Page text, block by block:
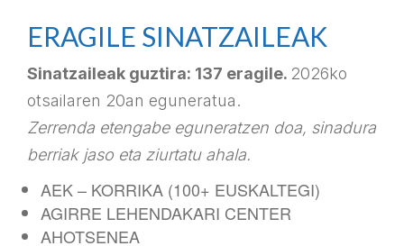
ERAGILE SINATZAILEAK
Sinatzaileak guztira: 137 eragile. 2026ko
otsailaren 20an eguneratua.
Zerrenda etengabe eguneratzen doa, sinadura
berriak jaso eta ziurtatu ahala.
AEK – KORRIKA (100+ EUSKALTEGI)
AGIRRE LEHENDAKARI CENTER
AHOTSENEA